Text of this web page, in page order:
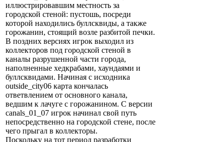
иллюстрировавшим местность за
городской стеной: пустошь, посреди
которой находились буллсквиды, а также
горожанин, стоящий возле разбитой печки.
В поздних версиях игрок выходил из
коллекторов под городской стеной в
каналы разрушенной части города,
наполненные хедкрабами, хаундаями и
буллсквидами. Начиная с исходника
outside_city06 карта кончалась
ответвлением от основного канала,
ведшим к лачуге с горожанином. С версии
canals_01_07 игрок начинал свой путь
непосредственно на городской стене, после
чего прыгал в коллекторы.
Поскольку на тот период разработки